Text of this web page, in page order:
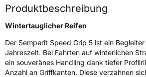
3PMSF / Schneeflockensymbol / Alpine-
EisgripNein
EPREL ID636297
Allgemeine Produktsicherheit (GPSR)
Produktbeschreibung
Wintertauglicher Reifen
Der Semperit Speed Grip 5 ist ein
Jahreszeit. Bei Fahrten auf winterlichen
ein souveränes Handling dank tiefer
Anzahl an Griffkanten. Diese verzahnen